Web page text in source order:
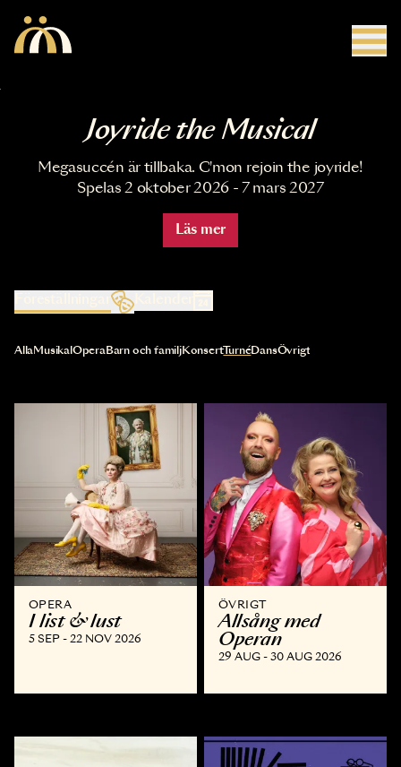
Joyride the Musical
Megasuccén är tillbaka. C'mon rejoin the joyride!
Spelas 2 oktober 2026 - 7 mars 2027
Läs mer
Kalender
Val av kategori uppdaterar innehållet automatiskt
AllaMusikal OperaBarn och familjKonsertTurnéDansÖvrigt
OPERA
I list & lust
5 SEP - 22 NOV 2026
ÖVRIGT
Allsång med
Operan
29 AUG - 30 AUG 2026